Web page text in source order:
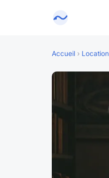
Accueil › Location